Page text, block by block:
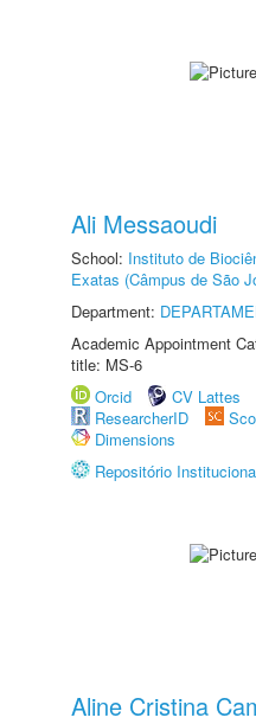
Ali Messaoudi
School: Instituto de
Exatas (Câmpus de São
Department:
Academic Appointment
title: MS-6
Orcid
CV Lattes
ResearcherID
Dimensions
Repositório
Aline Cristina